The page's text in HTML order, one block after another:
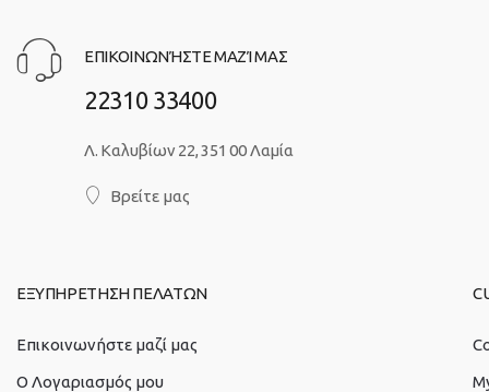
ΕΠΙΚΟΙΝΩΝΉΣΤΕ ΜΑΖΊ ΜΑΣ
22310 33400
Λ. Καλυβίων 22, 351 00 Λαμία
Βρείτε μας
ΕΞΥΠΗΡΕΤΗΣΗ ΠΕΛΑΤΩΝ
Επικοινωνήστε μαζί μας
O Λογαριασμός μου